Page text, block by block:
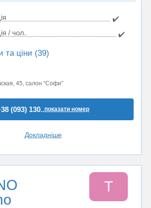
✔️
/ чол.
✔️
та ціни (39)
45, салон “Софи”
(093) 130..показати номер
Докладніше
T